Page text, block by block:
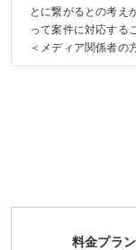
とに繋がるとの考え
って案件に対応する
＜メディア関係者の
料金プラン